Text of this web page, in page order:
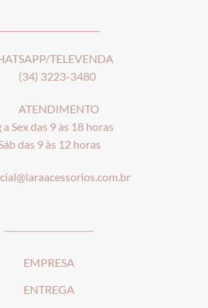
TELEVENDA
(34) 3223-3480
ATENDIMENTO
a Sex das 9 às 18 horas
das 9 às 12 horas
EMPRESA
ENTREGA